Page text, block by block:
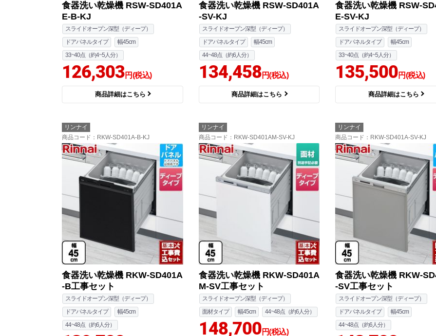
食器洗い乾燥機 RSW-SD401A
E-B-KJ
スライドオープン深型（ディープ）
ドアパネルタイプ
幅45cm
33~40点（約4~5人分）
126,303円(税込)
商品詳細はこちら
食器洗い乾燥機 RSW-SD401A
-SV-KJ
スライドオープン深型（ディープ）
ドアパネルタイプ
幅45cm
44~48点（約6人分）
134,458円(税込)
商品詳細はこちら
食器洗い乾燥機 RSW-
E-SV-KJ
スライドオープン深型（ディープ）
ドアパネルタイプ
幅45cm
33~40点（約4~5人分）
135,500円(税込)
商品詳細はこちら
リンナイ
商品コード ：RKW-SD401A-B-KJ
食器洗い乾燥機 RKW-SD401A
-B工事セット
スライドオープン深型（ディープ）
ドアパネルタイプ
幅45cm
44~48点（約6人分）
リンナイ
商品コード ：RKW-SD401AM-SV-KJ
食器洗い乾燥機 RKW-SD401A
M-SV工事セット
スライドオープン深型（ディープ）
面材タイプ
幅45cm 44~48点（約6人分）
148,700円(税込)
リンナイ
商品コード ：RKW-SD401A-SV-KJ
食器洗い乾燥機 RKW-
-SV工事セット
スライドオープン深型（ディープ）
ドアパネルタイプ
幅45cm
44~48点（約6人分）